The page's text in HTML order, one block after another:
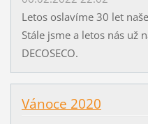
Letos oslavíme 30 let
Stále jsme a letos nás už
DECOSECO.
Vánoce 2020